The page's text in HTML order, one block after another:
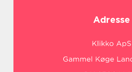
Adresse